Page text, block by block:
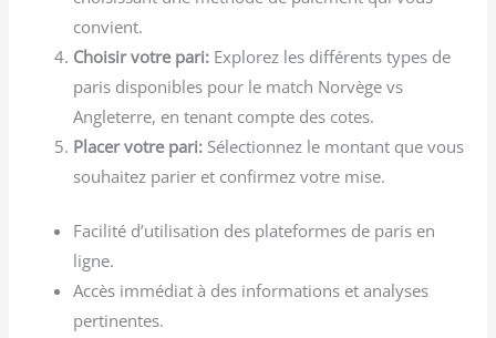
convient.
Choisir votre pari: Explorez les différents types de
paris disponibles pour le match Norvège vs
Angleterre, en tenant compte des cotes.
Placer votre pari: Sélectionnez le montant que vous
souhaitez parier et confirmez votre mise.
Facilité d’utilisation des plateformes de paris en
ligne.
Accès immédiat à des informations et analyses
pertinentes.